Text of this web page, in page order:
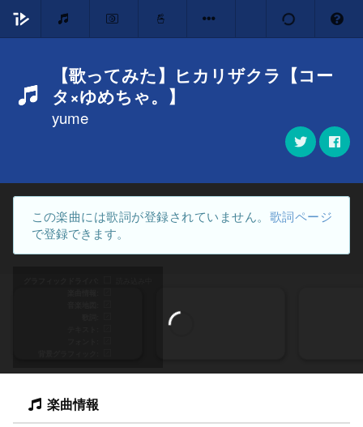
【歌ってみた】ヒカリザクラ【コー
タ×ゆめちゃ。】
yume
この楽曲には歌詞が登録されていません。 歌詞ページ
で登録できます。
楽曲情報